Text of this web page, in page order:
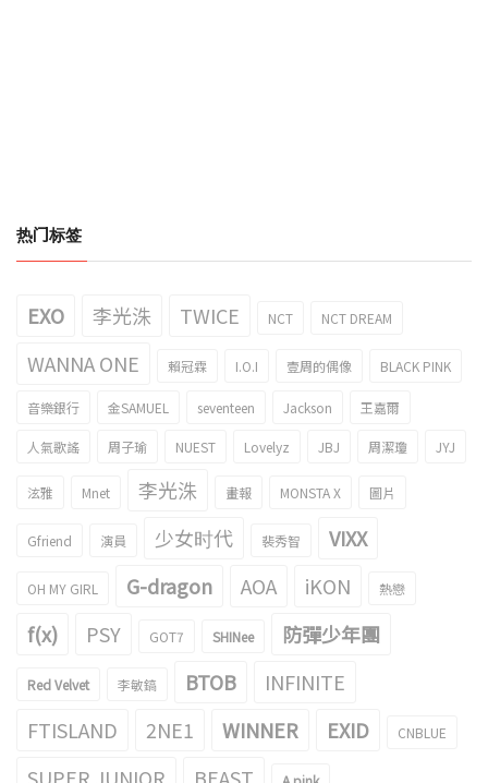
热门标签
EXO 李光洙 TWICE NCT NCT DREAM
WANNA ONE 賴冠霖 I.O.I 壹周的偶像 BLACK PINK
音樂銀行 金SAMUEL seventeen Jackson 王嘉爾
人氣歌謠 周子瑜 NUEST Lovelyz JBJ 周潔瓊 JYJ
泫雅 Mnet 李光洙 畫報 MONSTA X 圖片
Gfriend 演員 少女时代 裴秀智 VIXX
OH MY GIRL G-dragon AOA iKON 熱戀
f(x) PSY GOT7 SHINee 防彈少年團
Red Velvet 李敏鎬 BTOB
INFINITE
FTISLAND
2NE1 WINNER EXID CNBLUE